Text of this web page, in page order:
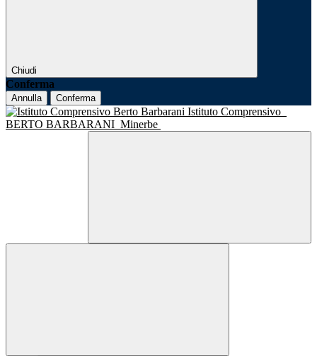
Chiudi
Conferma
Annulla Conferma
Istituto Comprensivo
BERTO BARBARANI Minerbe